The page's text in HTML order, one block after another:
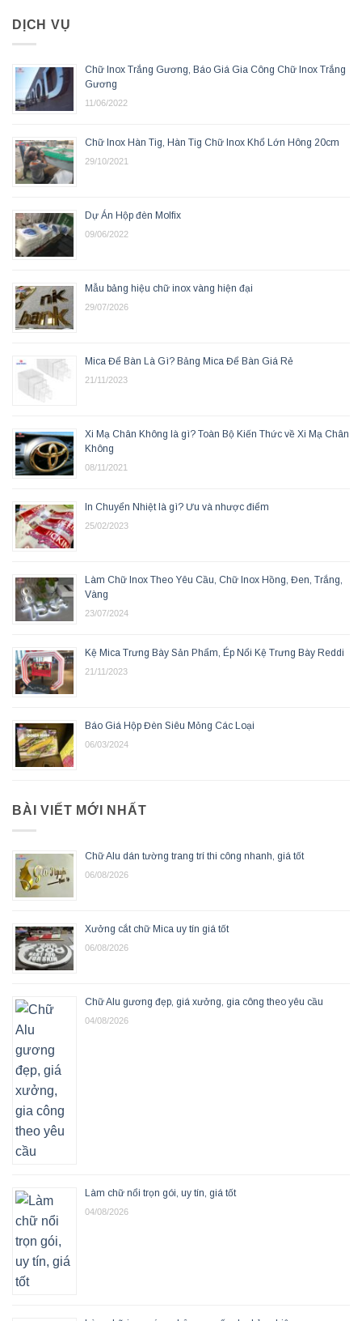
DỊCH VỤ
Chữ Inox Trắng Gương, Báo Giá Gia Công Chữ Inox Trắng
Gương
11/06/2022
Chữ Inox Hàn Tig, Hàn Tig Chữ Inox Khổ Lớn Hông 20cm
29/10/2021
Dự Án Hộp đèn Molfix
09/06/2022
Mẫu bảng hiệu chữ inox vàng hiện đại
29/07/2026
Mica Để Bàn Là Gì? Bảng Mica Để Bàn Giá Rẻ
21/11/2023
Xi Mạ Chân Không là gì? Toàn Bộ Kiến Thức về Xi Mạ Chân
Không
08/11/2021
In Chuyển Nhiệt là gì? Ưu và nhược điểm
25/02/2023
Làm Chữ Inox Theo Yêu Cầu, Chữ Inox Hồng, Đen, Trắng,
Vàng
23/07/2024
Kệ Mica Trưng Bày Sản Phẩm, Ép Nổi Kệ Trưng Bày Reddi
21/11/2023
Báo Giá Hộp Đèn Siêu Mỏng Các Loại
06/03/2024
BÀI VIẾT MỚI NHẤT
Chữ Alu dán tường trang trí thi công nhanh, giá tốt
06/08/2026
Xưởng cắt chữ Mica uy tín giá tốt
06/08/2026
Chữ Alu gương đẹp, giá xưởng, gia công theo yêu cầu
04/08/2026
Làm chữ nổi trọn gói, uy tín, giá tốt
04/08/2026